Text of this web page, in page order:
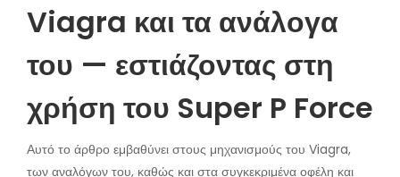
Viagra και τα ανάλογα
του — εστιάζοντας στη
χρήση του Super P Force
Αυτό το άρθρο εμβαθύνει στους μηχανισμούς του Viagra,
των αναλόγων του, καθώς και στα συγκεκριμένα οφέλη και